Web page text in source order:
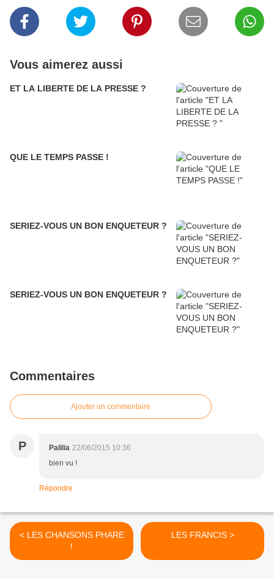
Vous aimerez aussi
ET LA LIBERTE DE LA PRESSE ?
QUE LE TEMPS PASSE !
SERIEZ-VOUS UN BON ENQUETEUR ?
SERIEZ-VOUS UN BON ENQUETEUR ?
Commentaires
Ajouter un commentaire
P Palilia 22/06/2015 10:36
bien vu !
Répondre
< LES CHANSONS PHARE
!
LES FRANCIS >